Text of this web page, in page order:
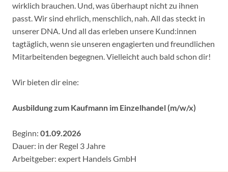
wirklich brauchen. Und, was überhaupt nicht zu ihnen
passt. Wir sind ehrlich, menschlich, nah. All das steckt in
unserer DNA. Und all das erleben unsere Kund:innen
tagtäglich, wenn sie unseren engagierten und freundlichen
Mitarbeitenden begegnen. Vielleicht auch bald schon dir!
Wir bieten dir eine:
Ausbildung zum Kaufmann im Einzelhandel (m/w/x)
Beginn: 01.09.2026
Dauer: in der Regel 3 Jahre
Arbeitgeber: expert Handels GmbH